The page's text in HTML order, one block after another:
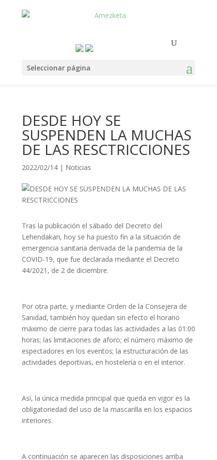
Seleccionar página
DESDE HOY SE
SUSPENDEN LA MUCHAS
DE LAS RESCTRICCIONES
2022/02/14| Noticias
Tras la publicación el sábado del Decreto del
Lehendakari, hoy se ha puesto fin a la situación de
emergencia sanitaria derivada de la pandemia de la
COVID-19, que fue declarada mediante el Decreto
44/2021, de 2 de diciembre.
Por otra parte, y mediante Orden de la Consejera de
Sanidad, también hoy quedan sin efecto el horario
máximo de cierre para todas las actividades a las 01:00
horas; las limitaciones de aforo; el número máximo de
espectadores en los eventos; la estructuración de las
actividades deportivas, en hostelería o en el interior.
Así, la única medida principal que queda en vigor es la
obligatoriedad del uso de la mascarilla en los espacios
interiores.
A continuación se aparecen las disposiciones arriba